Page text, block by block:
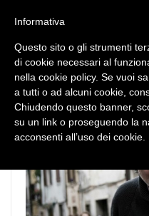
Informativa
Questo sito o gli strumenti
di cookie necessari al
nella cookie policy. Se vuoi
a tutti o ad alcuni cookie,
Chiudendo questo banner,
su un link o proseguendo la
acconsenti all’uso dei cookie.